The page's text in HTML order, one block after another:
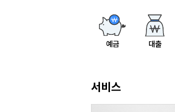
예금 대출
서비스